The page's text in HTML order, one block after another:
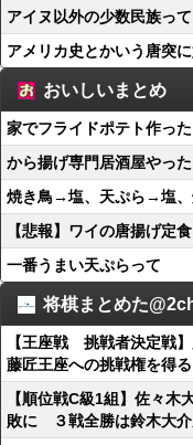
アイヌ以外の少数民族っ
アメリカ史とかいう唐突
おいしいまとめ
家でフライドポテト作った
から揚げ専門居酒屋やっ
焼き鳥→塩、天ぷら→塩
【悲報】ワイの唐揚げ定
一番うまい天ぷらって
将棋まとめた
【王座戦 挑戦者決定戦
藤匠王座への挑戦権を得
【順位戦C級1組】佐々木
敗に ３戦全勝は鈴木大介